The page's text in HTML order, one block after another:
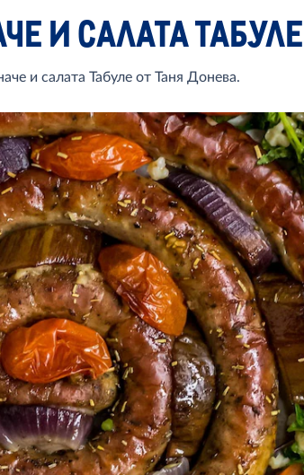
И САЛАТА ТАБУЛЕ
и салата Табуле от Таня Донева.